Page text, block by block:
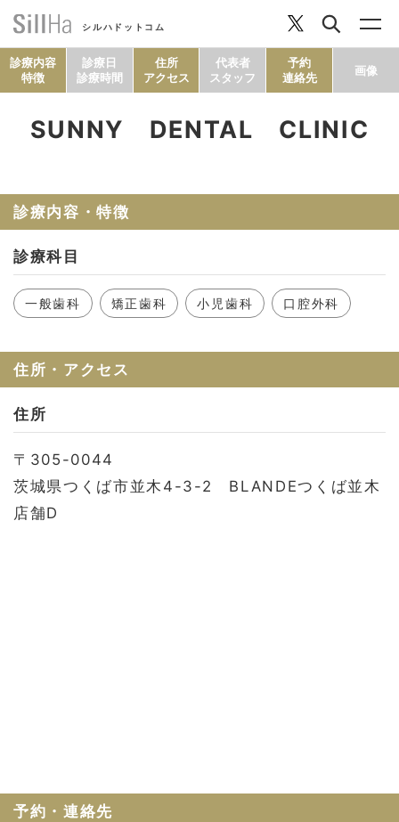
シルハドットコム
セルフチェック
診療内容
特徴
診療日
診療時間
住所
アクセス
代表者
スタッフ
予約
連絡先
画像
SUNNY DENTAL CLINIC
診療内容・特徴
診療科目
一般歯科 矯正歯科 小児歯科 口腔外科
住所・アクセス
住所
〒305-0044
茨城県つくば市並木4-3-2 BLANDEつくば並木
店舗D
予約・連絡先